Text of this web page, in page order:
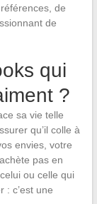
de
de
qui
?
sa vie telle
qu’il colle à
envies, votre
pas en
ou celle qui
: c’est une